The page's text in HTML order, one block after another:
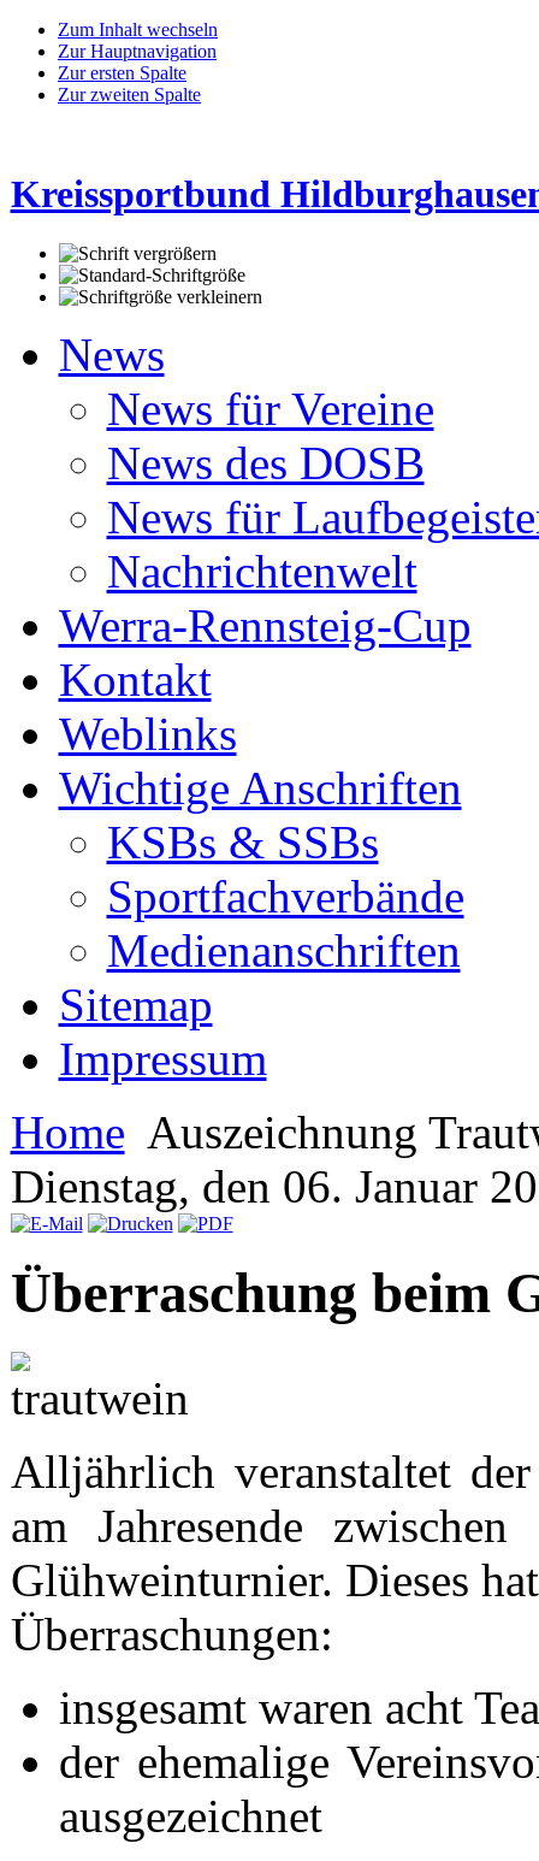
Zum Inhalt wechseln
Zur Hauptnavigation
Zur ersten Spalte
Zur zweiten Spalte
Kreissportbund
News
News für Vereine
News des DOSB
News für
Nachrichtenwelt
Werra-Rennsteig-Cup
Kontakt
Weblinks
Wichtige Anschriften
KSBs & SSBs
Sportfachverbände
Medienanschriften
Sitemap
Impressum
Home Auszeichnung
Dienstag, den 06. Januar
Überraschung beim
Alljährlich veranstaltet
am Jahresende
Glühweinturnier. Dieses
Überraschungen:
insgesamt waren acht
der ehemalige
ausgezeichnet